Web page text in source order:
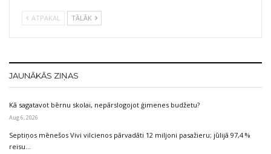
ATPAKAĻ TĀLĀK
JAUNĀKĀS ZIŅAS
Kā sagatavot bērnu skolai, nepārslogojot ģimenes budžetu?
Aug 6, 2026
Septiņos mēnešos Vivi vilcienos pārvadāti 12 miljoni pasažieru; jūlijā 97,4 %
reisu…